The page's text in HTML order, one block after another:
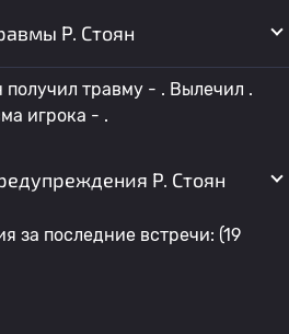
Р. Стоян
травму - . Вылечил .
игрока - .
Р. Стоян
за последние встречи: (19